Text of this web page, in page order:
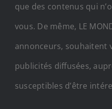
que des contenus qui
vous. De même, LE
annonceurs, souhaitent
publicités diffusées,
susceptibles d’être